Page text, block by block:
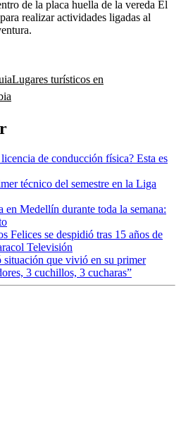
de la placa huella de la vereda El
realizar actividades ligadas al
Lugares turísticos en
de conducción física? Esta es
técnico del semestre en la Liga
Medellín durante toda la semana:
Felices se despidió tras 15 años de
Televisión
que vivió en su primer
3 cuchillos, 3 cucharas”